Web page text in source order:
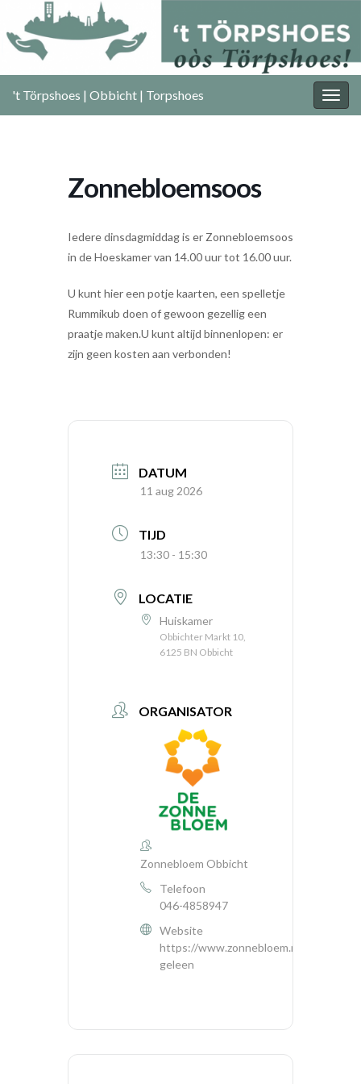
't Törpshoes | Obbicht | Torpshoes
Zonnebloemsoos
Iedere dinsdagmiddag is er Zonnebloemsoos
in de Hoeskamer van 14.00 uur tot 16.00 uur.
U kunt hier een potje kaarten, een spelletje
Rummikub doen of gewoon gezellig een
praatje maken.U kunt altijd binnenlopen: er
zijn geen kosten aan verbonden!
DATUM
11 aug 2026
TIJD
13:30 - 15:30
LOCATIE
Huiskamer
Obbichter Markt 10,
6125 BN Obbicht
ORGANISATOR
Zonnebloem Obbicht
Telefoon
046-4858947
Website
https://www.zonnebloem.nl/sittard-
geleen